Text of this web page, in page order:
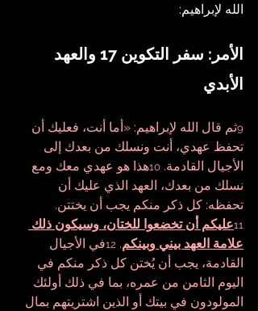
الله لإبراهيم:
الأمر: سفر التكوين 17 والعهد
الأبدي
9ثم قال الله لإبراهيم: «أما أنت، فعليك أن
تحفظ عهدي، أنت ونسلك من بعدك إلى
الأجيال القادمة. 10هذا هو عهدي معك ومع
نسلك من بعدك، العهد الذي عليك أن
تحفظه: كل ذكر منكم يجب أن يختتن.
11عليكم أن تخضعوا للختان، وسيكون ذلك
علامة العهد بيني وبينكم.
12في الأجيال
القادمة، يجب أن يُختن كل ذكر منكم في
اليوم الثامن من عمره، بما في ذلك أولئك
المولودون في بيتك أو الذين اشتريتهم بمال